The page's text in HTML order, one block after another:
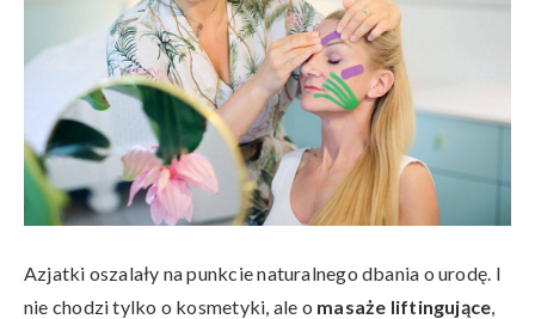
Azjatki oszalały na punkcie naturalnego dbania o urodę. I
nie chodzi tylko o kosmetyki, ale o masaże liftingujące,